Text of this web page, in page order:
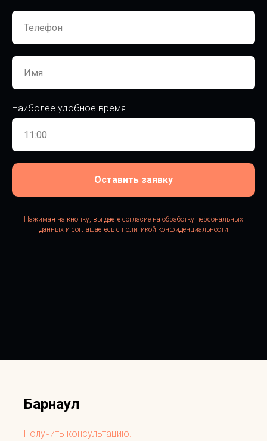
Наиболее удобное время
Оставить заявку
Нажимая на кнопку, вы даете согласие на обработку персональных
данных и соглашаетесь c политикой конфиденциальности
Барнаул
Получить консультацию.